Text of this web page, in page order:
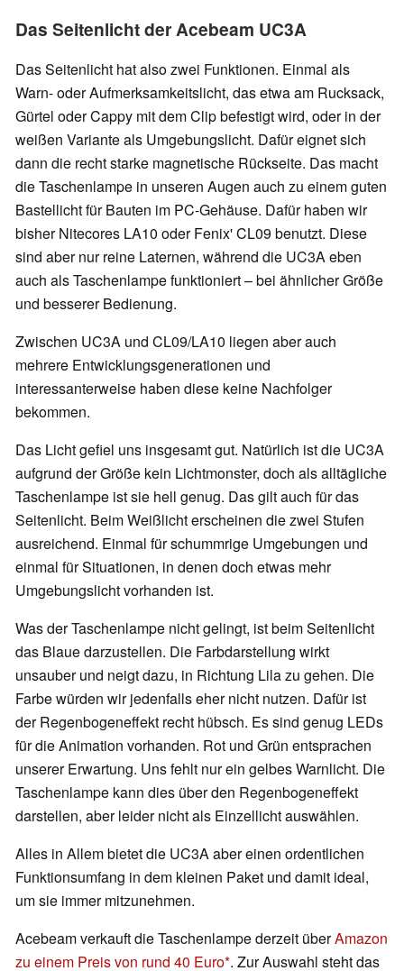
Das Seitenlicht der Acebeam UC3A
Das Seitenlicht hat also zwei Funktionen. Einmal als
Warn- oder Aufmerksamkeitslicht, das etwa am Rucksack,
Gürtel oder Cappy mit dem Clip befestigt wird, oder in der
weißen Variante als Umgebungslicht. Dafür eignet sich
dann die recht starke magnetische Rückseite. Das macht
die Taschenlampe in unseren Augen auch zu einem guten
Bastellicht für Bauten im PC-Gehäuse. Dafür haben wir
bisher Nitecores LA10 oder Fenix' CL09 benutzt. Diese
sind aber nur reine Laternen, während die UC3A eben
auch als Taschenlampe funktioniert – bei ähnlicher Größe
und besserer Bedienung.
Zwischen UC3A und CL09/LA10 liegen aber auch
mehrere Entwicklungsgenerationen und
interessanterweise haben diese keine Nachfolger
bekommen.
Das Licht gefiel uns insgesamt gut. Natürlich ist die UC3A
aufgrund der Größe kein Lichtmonster, doch als alltägliche
Taschenlampe ist sie hell genug. Das gilt auch für das
Seitenlicht. Beim Weißlicht erscheinen die zwei Stufen
ausreichend. Einmal für schummrige Umgebungen und
einmal für Situationen, in denen doch etwas mehr
Umgebungslicht vorhanden ist.
Was der Taschenlampe nicht gelingt, ist beim Seitenlicht
das Blaue darzustellen. Die Farbdarstellung wirkt
unsauber und neigt dazu, in Richtung Lila zu gehen. Die
Farbe würden wir jedenfalls eher nicht nutzen. Dafür ist
der Regenbogeneffekt recht hübsch. Es sind genug LEDs
für die Animation vorhanden. Rot und Grün entsprachen
unserer Erwartung. Uns fehlt nur ein gelbes Warnlicht. Die
Taschenlampe kann dies über den Regenbogeneffekt
darstellen, aber leider nicht als Einzellicht auswählen.
Alles in Allem bietet die UC3A aber einen ordentlichen
Funktionsumfang in dem kleinen Paket und damit ideal,
um sie immer mitzunehmen.
Acebeam verkauft die Taschenlampe derzeit überAmazon
zu einem Preis von rund 40 Euro . Zur Auswahl steht das